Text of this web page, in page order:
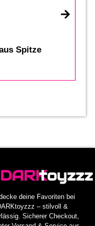
Spitze
DARKtoyzzz
deine Favoriten bei
– stilvoll &
Sicherer Checkout,